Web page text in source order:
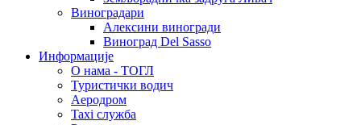
Виноградари
Алексини виногради
Виноград Del Sasso
Информације
О нама - ТОГЛ
Туристички водич
Аеродром
Taxi служба